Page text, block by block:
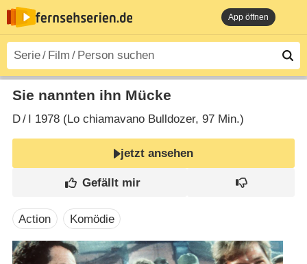
App öffnen
Sie nannten ihn Mücke
D/ 1978 (Lo chiamavano Bulldozer‎, 97 Min.)
jetzt ansehen
Action Komödie